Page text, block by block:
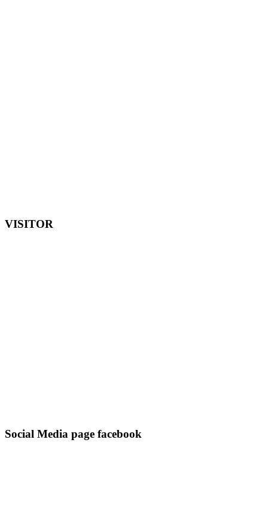
VISITOR
Social Media page facebook